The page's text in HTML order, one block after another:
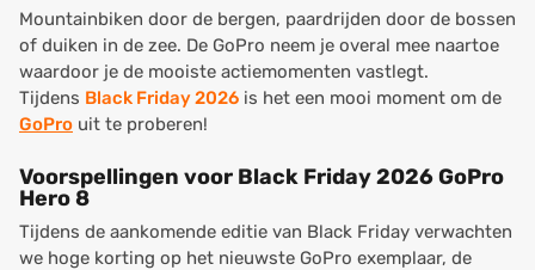
Mountainbiken door de bergen, paardrijden door de bossen
of duiken in de zee. De GoPro neem je overal mee naartoe
waardoor je de mooiste actiemomenten vastlegt.
Tijdens Black Friday 2026 is het een mooi moment om de
GoPro uit te proberen!
Voorspellingen voor Black Friday 2026 GoPro
Hero 8
Tijdens de aankomende editie van Black Friday verwachten
we hoge korting op het nieuwste GoPro exemplaar, de